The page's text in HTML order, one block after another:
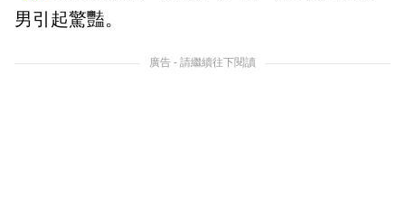
男引起驚豔。
廣告 - 請繼續往下閱讀